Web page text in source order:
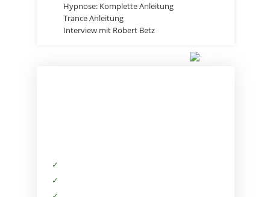
Hypnose: Komplette Anleitung
Trance Anleitung
Interview mit Robert Betz
✓
✓